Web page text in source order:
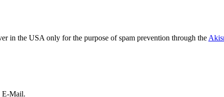
in the USA only for the purpose of spam prevention through the
E-Mail.